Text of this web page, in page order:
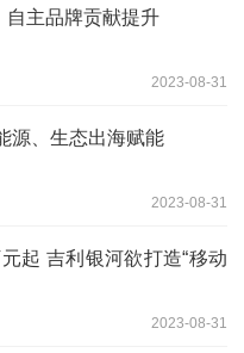
自主品牌贡献提升
2023-08-31
源、生态出海赋能
2023-08-31
起 吉利银河欲打造“移动
2023-08-31